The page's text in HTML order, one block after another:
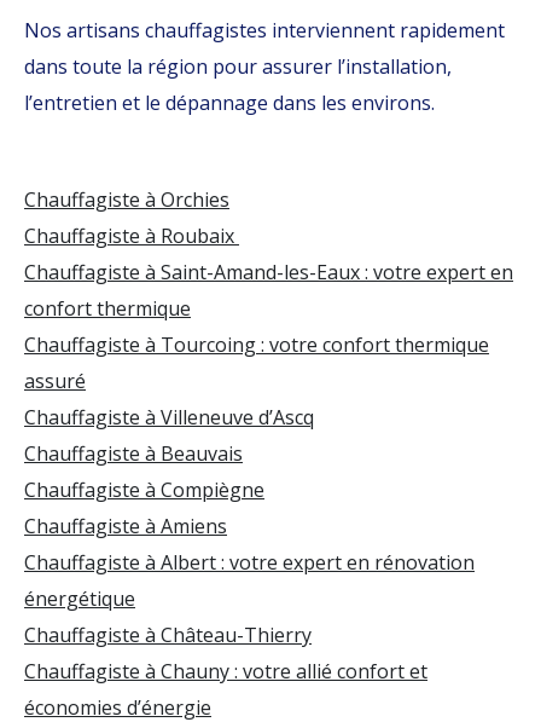
Nos artisans chauffagistes interviennent rapidement
dans toute la région pour assurer l’installation,
l’entretien et le dépannage dans les environs.
Chauffagiste à Orchies
Chauffagiste à Roubaix
Chauffagiste à Saint-Amand-les-Eaux : votre expert en
confort thermique
Chauffagiste à Tourcoing : votre confort thermique
assuré
Chauffagiste à Villeneuve d’Ascq
Chauffagiste à Beauvais
Chauffagiste à Compiègne
Chauffagiste à Amiens
Chauffagiste à Albert : votre expert en rénovation
énergétique
Chauffagiste à Château-Thierry
Chauffagiste à Chauny : votre allié confort et
économies d’énergie